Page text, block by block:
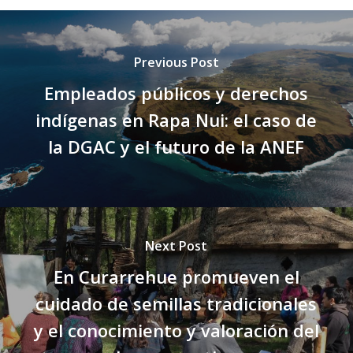
Previous Post
Empleados públicos y derechos
indígenas en Rapa Nui: el caso de
la DGAC y el futuro de la ANEF
Next Post
En Curarrehue promueven el
cuidado de semillas tradicionales
y el conocimiento y valoración del